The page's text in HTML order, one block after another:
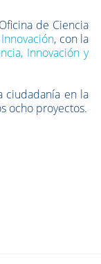
de Ciencia
, con la
Innovación y
ciudadanía en la
ocho proyectos.